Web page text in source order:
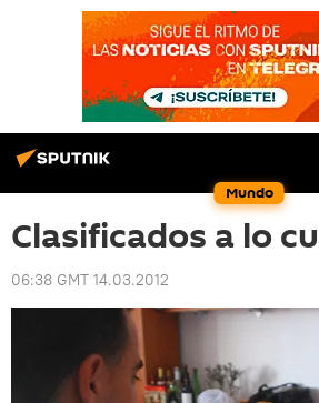
Mundo
Clasificados a lo
06:38 GMT 14.03.2012